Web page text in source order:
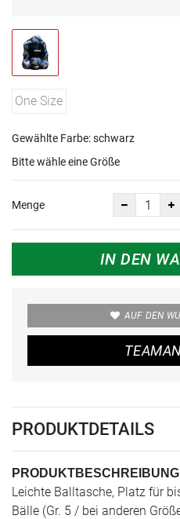
One Size
Gewählte Farbe: schwarz
Bitte wähle eine Größe
Menge
IN DEN
AUF DEN
PRODUKTDETAILS
Leichte Balltasche, Platz für
Bälle (Gr. 5 / bei anderen